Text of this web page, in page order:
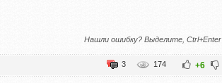
Нашли ошибку? Выделите, Ctrl+Enter
+6
174
3